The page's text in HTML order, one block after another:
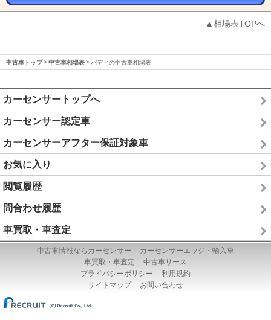
▲相場表TOPへ
中古車トップ 中古車相場表 バディの中古車相場表
カーセンサートップへ
カーセンサー認定車
カーセンサーアフター保証対象車
お気に入り
閲覧履歴
問合わせ履歴
車買取・車査定
中古車情報ならカーセンサー
カーセンサーエッジ・輸入車
車買取・車査定
中古車リース
プライバシーポリシー
利用規約
サイトマップ
お問い合わせ